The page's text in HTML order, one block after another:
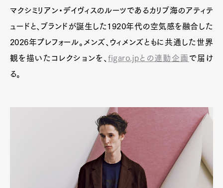
WatchFashion
Cars
Product CultureLifestyle
マクシミリアン・デイヴィスのルーツであるカリブ海のアティテ
ュードと、ブランドが誕生した1920年代の空気感を融合した
2026年プレフォール。メンズ、ウィメンズともに共通した世界
観を描いたコレクションを、figaro.jpとの連動企画 で届け
る。